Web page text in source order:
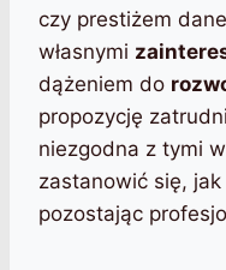
czy prestiżem
własnymi
dążeniem do
propozycję
niezgodna z tymi
zastanowić się,
pozostając